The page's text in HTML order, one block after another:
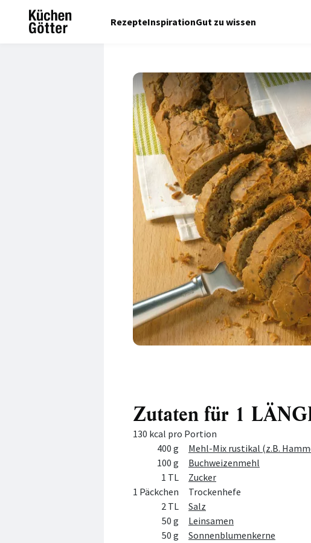
RezepteInspirationGut zu wissen
Zutaten für 1
130 kcal pro Portion
MengeZutat
400 g
Mehl-Mix rustikal (z.B.
100 g
Buchweizenmehl
1 TL
Zucker
1 Päckchen
Trockenhefe
2 TL
Salz
50 g
Leinsamen
50 g
Sonnenblumenkerne